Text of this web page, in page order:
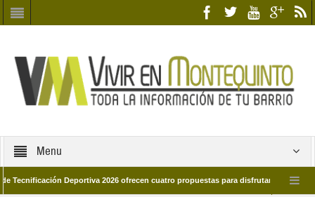
Menu
Deportiva 2026 ofrecen cuatro propuestas para disfrutar del deporte este